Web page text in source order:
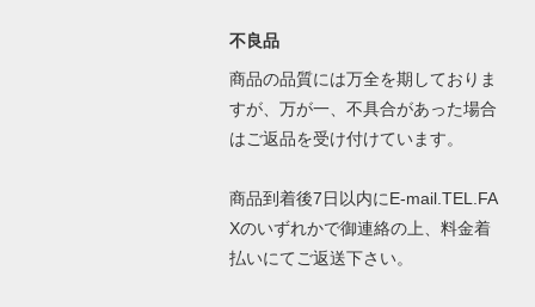
不良品
商品の品質には万全を期しておりま
すが、万が一、不具合があった場合
はご返品を受け付けています。
商品到着後7日以内にE-mail.TEL.FA
Xのいずれかで御連絡の上、料金着
払いにてご返送下さい。